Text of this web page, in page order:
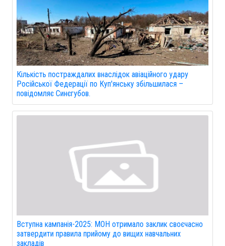
Кількість постраждалих внаслідок авіаційного удару
Російської Федерації по Куп'янську збільшилася –
повідомляє Синєгубов.
Вступна кампанія-2025: МОН отримало заклик своєчасно
затвердити правила прийому до вищих навчальних
закладів